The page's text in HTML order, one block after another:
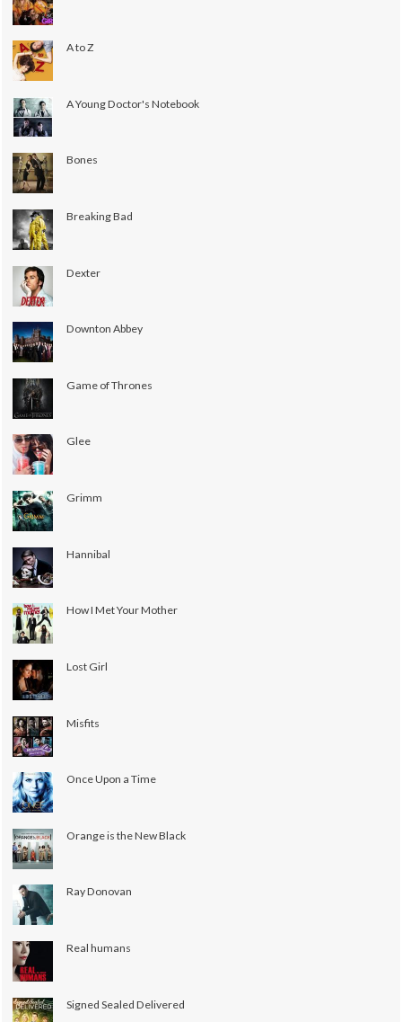
A to Z
A Young Doctor's Notebook
Bones
Breaking Bad
Dexter
Downton Abbey
Game of Thrones
Glee
Grimm
Hannibal
How I Met Your Mother
Lost Girl
Misfits
Once Upon a Time
Orange is the New Black
Ray Donovan
Real humans
Signed Sealed Delivered